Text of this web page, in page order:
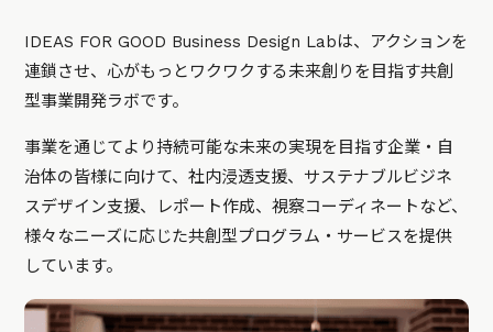
IDEAS FOR GOOD Business Design Labは、アクションを
連鎖させ、心がもっとワクワクする未来創りを目指す共創
型事業開発ラボです。
事業を通じてより持続可能な未来の実現を目指す企業・自
治体の皆様に向けて、社内浸透支援、サステナブルビジネ
スデザイン支援、レポート作成、視察コーディネートなど、
様々なニーズに応じた共創型プログラム・サービスを提供
しています。